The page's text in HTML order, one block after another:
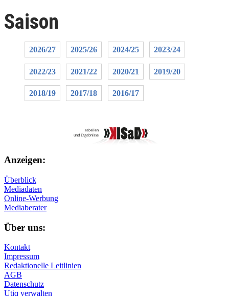
Saison
2026/27 2025/26 2024/25 2023/24
2022/23 2021/22 2020/21 2019/20
2018/19 2017/18 2016/17
Anzeigen:
Überblick
Mediadaten
Online-Werbung
Mediaberater
Über uns:
Kontakt
Impressum
Redaktionelle Leitlinien
AGB
Datenschutz
Utiq verwalten